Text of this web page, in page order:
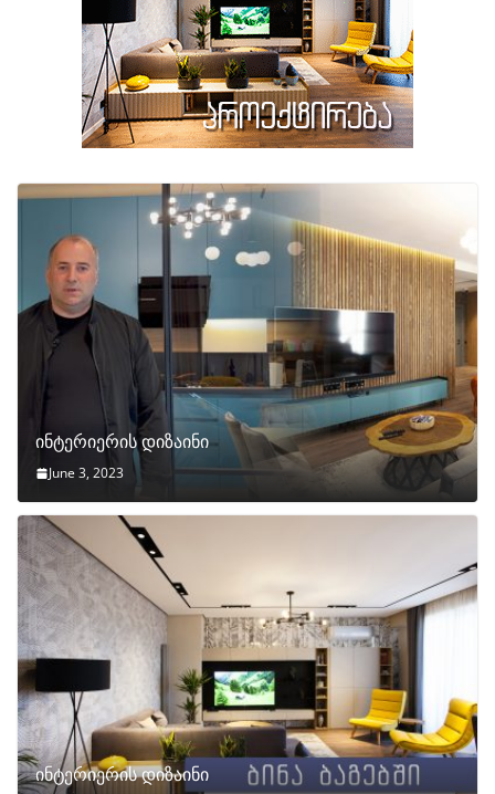
ინტერიერის დიზაინი
June 3, 2023
ინტერიერის დიზაინი